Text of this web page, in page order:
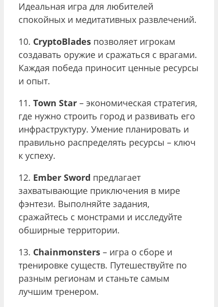
Идеальная игра для любителей
спокойных и медитативных развлечений.
10. CryptoBlades позволяет игрокам
создавать оружие и сражаться с врагами.
Каждая победа приносит ценные ресурсы
и опыт.
11. Town Star – экономическая стратегия,
где нужно строить город и развивать его
инфраструктуру. Умение планировать и
правильно распределять ресурсы – ключ
к успеху.
12. Ember Sword предлагает
захватывающие приключения в мире
фэнтези. Выполняйте задания,
сражайтесь с монстрами и исследуйте
обширные территории.
13. Chainmonsters – игра о сборе и
тренировке существ. Путешествуйте по
разным регионам и станьте самым
лучшим тренером.